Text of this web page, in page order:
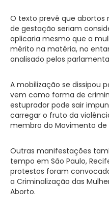
O texto prevê que abortos
de gestação seriam
aplicaria mesmo que a
mérito na matéria, no
analisado pelos
A mobilização se dissipou
vem como forma de
estuprador pode sair
carregar o fruto da
membro do Movimento de
Outras manifestações
tempo em São Paulo,
protestos foram
a Criminalização das
Aborto.